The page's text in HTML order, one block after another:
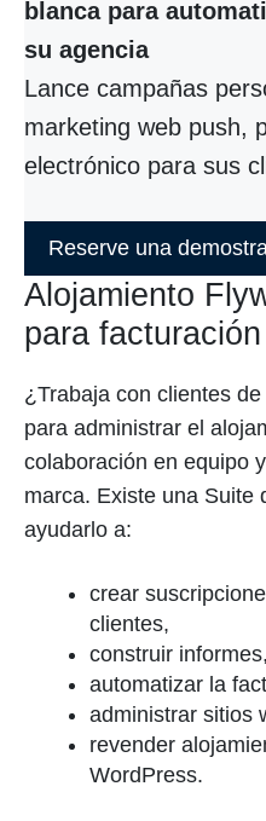
blanca para
su agencia
Lance campañas
marketing web push,
electrónico para sus
Reserve una
Alojamiento
para
¿Trabaja con clientes
para administrar el
colaboración en equipo
marca. Existe una Suite
ayudarlo a:
crear
clientes,
construir informes,
automatizar la
administrar sitios
revender
WordPress.